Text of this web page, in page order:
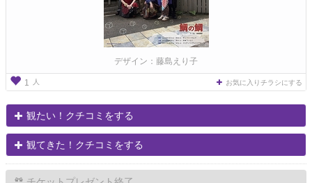
デザイン：藤島えり子
1 人 お気に入りチラシにする
観たい！クチコミをする
観てきた！クチコミをする